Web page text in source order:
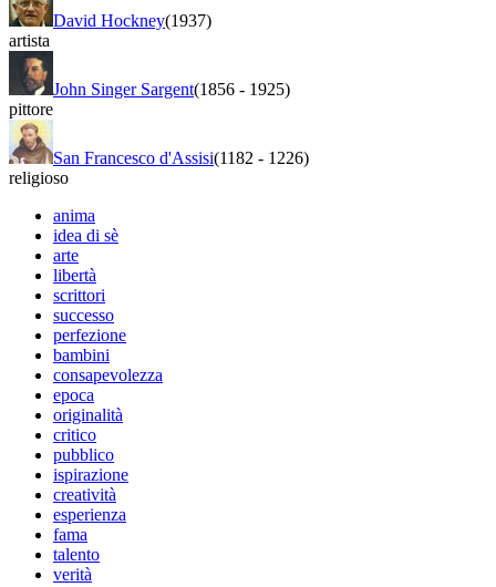
David Hockney(1937)
artista
John Singer Sargent(1856 - 1925)
pittore
San Francesco d'Assisi(1182 - 1226)
religioso
anima
idea di sè
arte
libertà
scrittori
successo
perfezione
bambini
consapevolezza
epoca
originalità
critico
pubblico
ispirazione
creatività
esperienza
fama
talento
verità